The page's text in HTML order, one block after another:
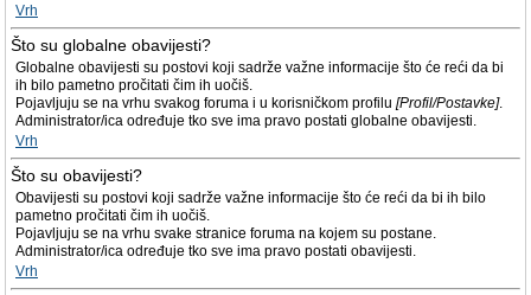
Vrh
Što su globalne obavijesti?
Globalne obavijesti su postovi koji sadrže važne informacije što će reći da bi
ih bilo pametno pročitati čim ih uočiš.
Pojavljuju se na vrhu svakog foruma i u korisničkom profilu [Profil/Postavke].
Administrator/ica određuje tko sve ima pravo postati globalne obavijesti.
Vrh
Što su obavijesti?
Obavijesti su postovi koji sadrže važne informacije što će reći da bi ih bilo
pametno pročitati čim ih uočiš.
Pojavljuju se na vrhu svake stranice foruma na kojem su postane.
Administrator/ica određuje tko sve ima pravo postati obavijesti.
Vrh